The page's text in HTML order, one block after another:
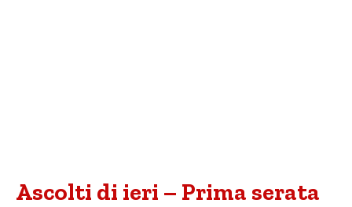
Ascolti di ieri – Prima serata